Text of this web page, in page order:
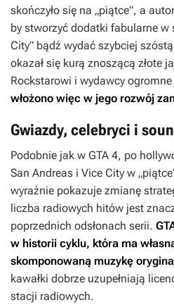
skończyło się na „piątce”, a
by stworzyć dodatki fabularne w
City” bądź wydać szybciej
okazał się kurą znoszącą złote
Rockstarowi i wydawcy ogromne
włożono więc w jego rozwój
Gwiazdy, celebryci i
Podobnie jak w GTA 4, po
San Andreas i Vice City w
wyraźnie pokazuje zmianę
liczba radiowych hitów jest
poprzednich odsłonach serii.
w historii cyklu, która ma
skomponowaną muzykę
kawałki dobrze uzupełniają
stacji radiowych.